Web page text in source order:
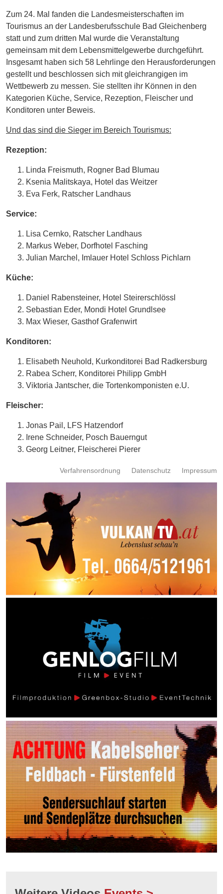
Schnöll
gfrogt
Zonen
Podcast
Zum 24. Mal fanden die Landesmeisterschaften im
Tourismus an der Landesberufsschule Bad Gleichenberg
statt und zum dritten Mal wurde die Veranstaltung
gemeinsam mit dem Lebensmittelgewerbe durchgeführt.
Insgesamt haben sich 58 Lehrlinge den Herausforderungen
gestellt und beschlossen sich mit gleichrangigen im
Wettbewerb zu messen. Sie stellten ihr Können in den
Kategorien Küche, Service, Rezeption, Fleischer und
Konditoren unter Beweis.
Und das sind die Sieger im Bereich Tourismus:
Rezeption:
Linda Freismuth, Rogner Bad Blumau
Ksenia Malitskaya, Hotel das Weitzer
Eva Ferk, Ratscher Landhaus
Service:
Lisa Cernko, Ratscher Landhaus
Markus Weber, Dorfhotel Fasching
Julian Marchel, Imlauer Hotel Schloss Pichlarn
Küche:
Daniel Rabensteiner, Hotel Steirerschlössl
Sebastian Eder, Mondi Hotel Grundlsee
Max Wieser, Gasthof Grafenwirt
Konditoren:
Elisabeth Neuhold, Kurkonditorei Bad Radkersburg
Rabea Scherr, Konditorei Philipp GmbH
Viktoria Jantscher, die Tortenkomponisten e.U.
Fleischer:
Jonas Pail, LFS Hatzendorf
Irene Schneider, Posch Bauerngut
Georg Leitner, Fleischerei Pierer
Impressum
Datenschutz
Verfahrensordnung